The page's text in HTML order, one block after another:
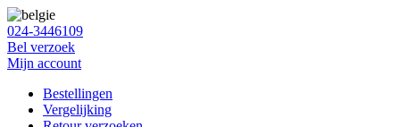
024-3446109
Bel verzoek
Mijn account
Bestellingen
Vergelijking